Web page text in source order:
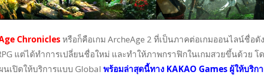
Chroniclesหรือก็คือเกม ArcheAge 2 ที่เป็นภาคต่อเกมออนไลน์ชื่อดัง
แต่ได้ทำการเปลี่ยนชื่อใหม่ และทำให้ภาพกราฟิกในเกมสวยขึ้นด้วย โ
นเปิดให้บริการแบบ Global พร้อมล่าสุดนี้ทาง KAKAO Games ผู้ให้บริก